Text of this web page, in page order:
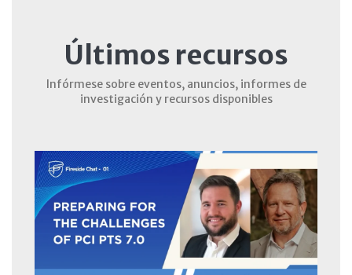
Últimos recursos
Infórmese sobre eventos, anuncios, informes de
investigación y recursos disponibles